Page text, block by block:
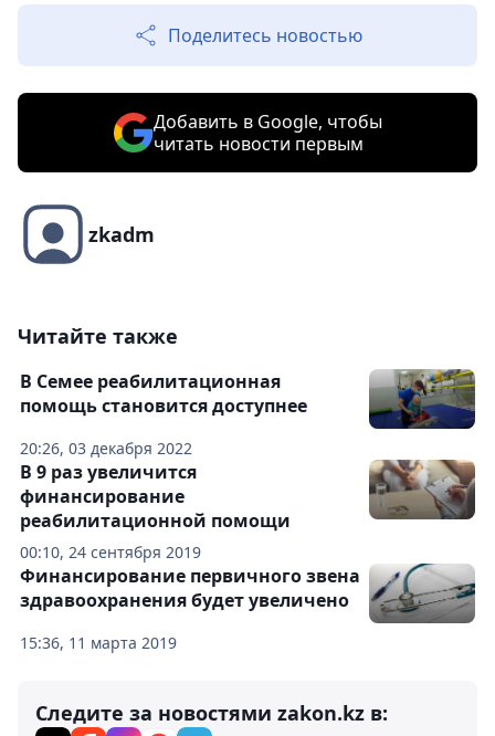
Поделитесь новостью
Добавить в Google, чтобы
читать новости первым
zkadm
Читайте также
20:26, 03 декабря 2022
В Семее реабилитационная
помощь становится доступнее
00:10, 24 сентября 2019
В 9 раз увеличится
финансирование
реабилитационной помощи
15:36, 11 марта 2019
Финансирование первичного звена
здравоохранения будет увеличено
Следите за новостями zakon.kz в: